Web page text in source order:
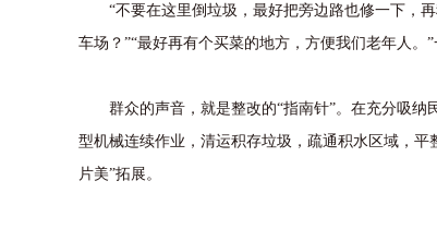
“不要在这里倒垃圾，最好把旁边路也修一下，再
车场？”“最好再有个买菜的地方，方便我们老年人。
群众的声音，就是整改的“指南针”。在充分吸纳
型机械连续作业，清运积存垃圾，疏通积水区域，
片美”拓展。